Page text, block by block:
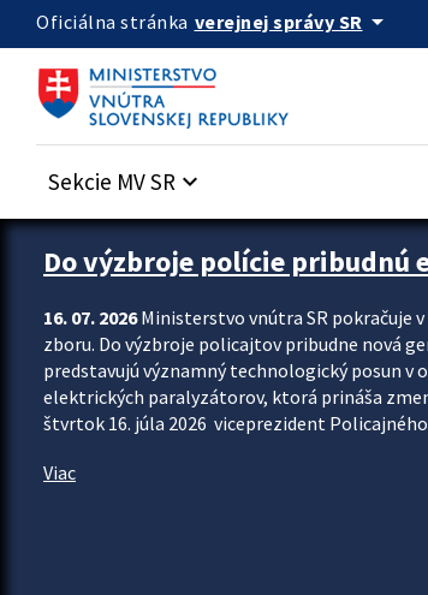
Preskocit na hlavný obsah
Oficiálna stránka verejnej správy SR arrow_drop_down
Sekcie MV SR keyboard_arrow_down
Zastavit automatický posun upútavok
Do výzbroje polície pribudnú
16. 07. 2026Ministerstvo vnútra SR pokračuje
zboru. Do výzbroje policajtov pribudne nová
predstavujú významný technologický posun v
elektrických paralyzátorov, ktorá prináša
štvrtok 16. júla 2026 viceprezident
Viac